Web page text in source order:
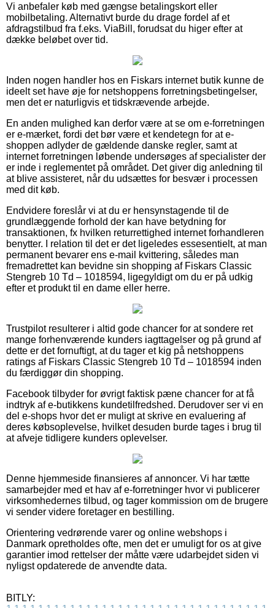
Vi anbefaler køb med gængse betalingskort eller
mobilbetaling. Alternativt burde du drage fordel af et
afdragstilbud fra f.eks. ViaBill, forudsat du higer efter at
dække beløbet over tid.
Inden nogen handler hos en Fiskars internet butik kunne de
ideelt set have øje for netshoppens forretningsbetingelser,
men det er naturligvis et tidskrævende arbejde.
En anden mulighed kan derfor være at se om e-forretningen
er e-mærket, fordi det bør være et kendetegn for at e-
shoppen adlyder de gældende danske regler, samt at
internet forretningen løbende undersøges af specialister der
er inde i reglementet på området. Det giver dig anledning til
at blive assisteret, når du udsættes for besvær i processen
med dit køb.
Endvidere foreslår vi at du er hensynstagende til de
grundlæggende forhold der kan have betydning for
transaktionen, fx hvilken returrettighed internet forhandleren
benytter. I relation til det er det ligeledes essesentielt, at man
permanent bevarer ens e-mail kvittering, således man
fremadrettet kan bevidne sin shopping af Fiskars Classic
Stengreb 10 Td – 1018594, ligegyldigt om du er på udkig
efter et produkt til en dame eller herre.
Trustpilot resulterer i altid gode chancer for at sondere ret
mange forhenværende kunders iagttagelser og på grund af
dette er det fornuftigt, at du tager et kig på netshoppens
ratings af Fiskars Classic Stengreb 10 Td – 1018594 inden
du færdiggør din shopping.
Facebook tilbyder for øvrigt faktisk pæne chancer for at få
indtryk af e-butikkens kundetilfredshed. Derudover ser vi en
del e-shops hvor det er muligt at skrive en evaluering af
deres købsoplevelse, hvilket desuden burde tages i brug til
at afveje tidligere kunders oplevelser.
Denne hjemmeside finansieres af annoncer. Vi har tætte
samarbejder med et hav af e-forretninger hvor vi publicerer
virksomhedernes tilbud, og tager kommission om de brugere
vi sender videre foretager en bestilling.
Orientering vedrørende varer og online webshops i
Danmark opretholdes ofte, men det er umuligt for os at give
garantier imod rettelser der måtte være udarbejdet siden vi
nyligst opdaterede de anvendte data.
BITLY: